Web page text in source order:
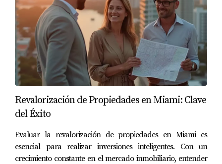
Soy Juan Mora, experto en seguros en Miami. Si tienes
preguntas o necesitas asesoría personalizada, no dudes
en contactarme al (786) 443-5501 . Estoy aquí para
ayudarte a encontrar la mejor opción para tus
necesidades.
Revalorización de Propiedades en Miami: Clave
del Éxito
Evaluar la revalorización de propiedades en Miami es
esencial para realizar inversiones inteligentes. Con un
crecimiento constante en el mercado inmobiliario, entender